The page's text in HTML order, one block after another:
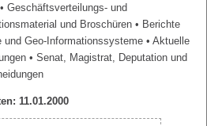
• Geschäftsverteilungs- und
und Broschüren • Berichte
und Geo-Informationssysteme • Aktuelle
• Senat, Magistrat, Deputation und
11.01.2000